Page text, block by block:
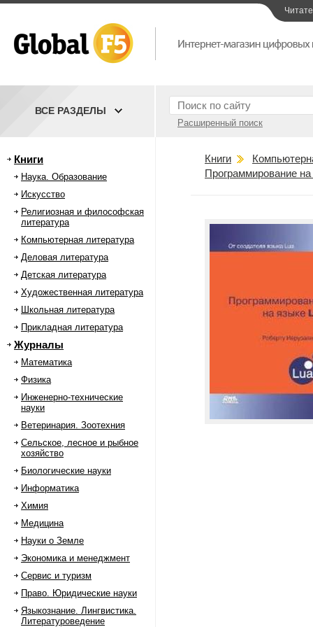
Расширенный поиск
ВСЕ РАЗДЕЛЫ
Книги
Наука. Образование
Искусство
Религиозная и философская
литература
Компьютерная литература
Деловая литература
Детская литература
Художественная литература
Школьная литература
Прикладная литература
Журналы
Математика
Физика
Инженерно-технические
науки
Ветеринария. Зоотехния
Сельское, лесное и рыбное
хозяйство
Биологические науки
Информатика
Химия
Медицина
Науки о Земле
Экономика и менеджмент
Сервис и туризм
Право. Юридические науки
Языкознание. Лингвистика.
Литературоведение
Книги
Программирование